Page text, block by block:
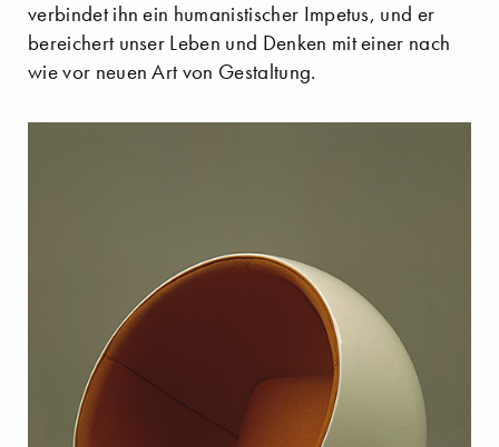
verbindet ihn ein humanistischer Impetus, und er
bereichert unser Leben und Denken mit einer nach
wie vor neuen Art von Gestaltung.